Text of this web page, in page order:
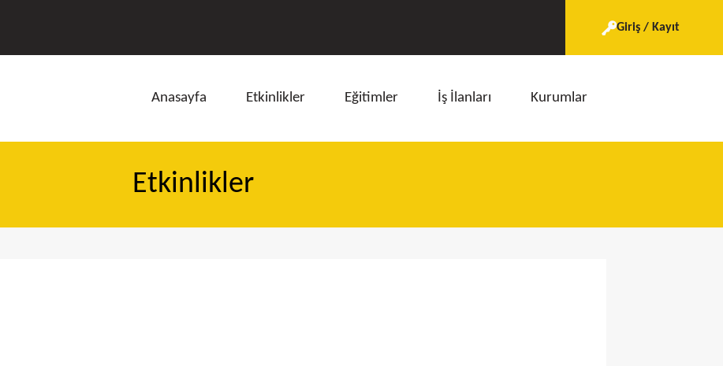
Giriş / Kayıt
Anasayfa Etkinlikler Eğitimler İş İlanları Kurumlar
Etkinlikler